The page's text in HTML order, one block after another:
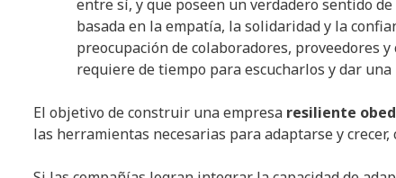
entre sí, y que poseen un verdadero sentido
basada en la empatía, la solidaridad y la
preocupación de colaboradores, proveedores
requiere de tiempo para escucharlos y dar una
El objetivo de construir una empresa resiliente
las herramientas necesarias para adaptarse y